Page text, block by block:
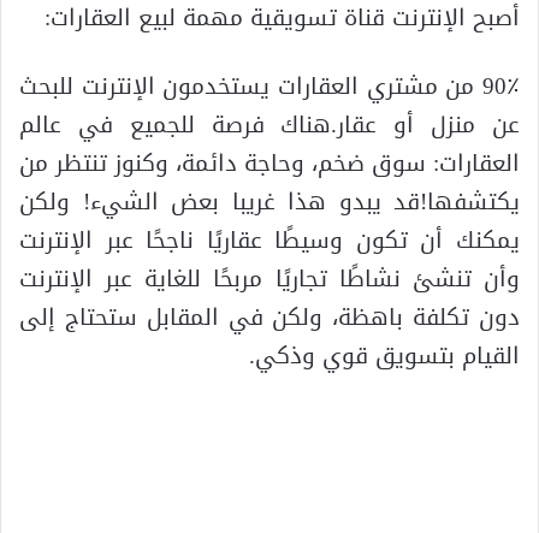
أصبح الإنترنت قناة تسويقية مهمة لبيع العقارات:
90٪ من مشتري العقارات يستخدمون الإنترنت للبحث
عن منزل أو عقار.هناك فرصة للجميع في عالم
العقارات: سوق ضخم، وحاجة دائمة، وكنوز تنتظر من
يكتشفها!قد يبدو هذا غريبا بعض الشيء! ولكن
يمكنك أن تكون وسيطًا عقاريًا ناجحًا عبر الإنترنت
وأن تنشئ نشاطًا تجاريًا مربحًا للغاية عبر الإنترنت
دون تكلفة باهظة، ولكن في المقابل ستحتاج إلى
القيام بتسويق قوي وذكي.